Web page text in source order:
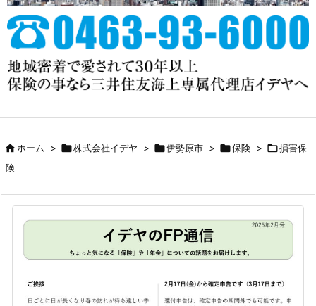
検索
ホーム > 株式会社イデヤ > 伊勢原市 > 保険 > 損害保
険